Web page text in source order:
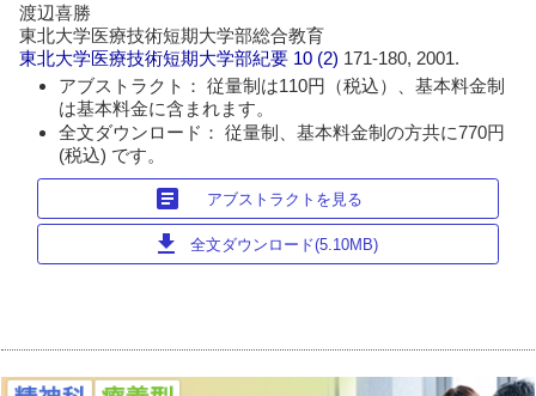
渡辺喜勝
東北大学医療技術短期大学部総合教育
東北大学医療技術短期大学部紀要 10 (2) 171-180, 2001.
アブストラクト： 従量制は110円（税込）、基本料金制
は基本料金に含まれます。
全文ダウンロード： 従量制、基本料金制の方共に770円
(税込) です。
article アブストラクトを見る
download 全文ダウンロード(5.10MB)